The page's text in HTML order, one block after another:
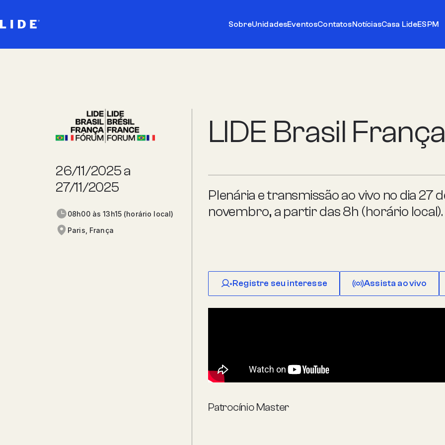
SobreUnidadesEventosContatosNotíciasCasa LideESPM
26/11/2025 a
27/11/2025
08h00 às 13h15 (horário local)
Paris, França
LIDE Brasil
Plenária e transmissão ao vivo no dia 27
novembro, a partir das 8h (horário local).
Registre seu interesse Assista ao vivo
Patrocínio Master